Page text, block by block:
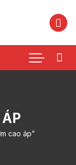
cao áp”